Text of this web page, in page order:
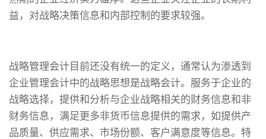
益，对战略决策信息和内部控制的要求较强。
战略管理会计目前还没有统一的定义，通常认为渗透到
企业管理会计中的战略思想是战略会计。服务于企业的
战略选择，提供和分析与企业战略相关的财务信息和非
财务信息，满足更多非货币信息提供的需求，如提供产
品质量、供应需求、市场份额、客户满意度等信息。特